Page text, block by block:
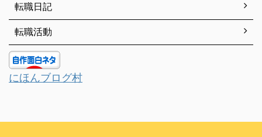
転職日記
転職活動
にほんブログ村